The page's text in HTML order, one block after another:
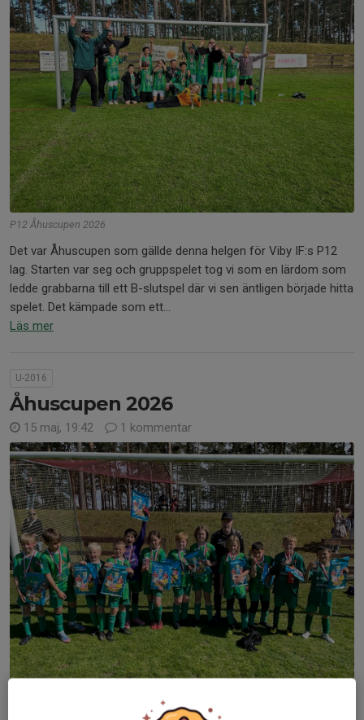
P12 Åhuscupen 2026
Det var Åhuscupen som gällde denna helgen för Viby IF:s P12
lag. Starten var seg och gruppspelet tog vi som en lärdom som
ledde grabbarna till ett B-slutspel där vi sen äntligen började hitta
spelet. Det kämpade som ett...
Läs mer
U-2016
Åhuscupen 2026
15 maj, 19:42 1 kommentar
Åhuscupen 2026 för U-2016 i samarbete med U-2017.